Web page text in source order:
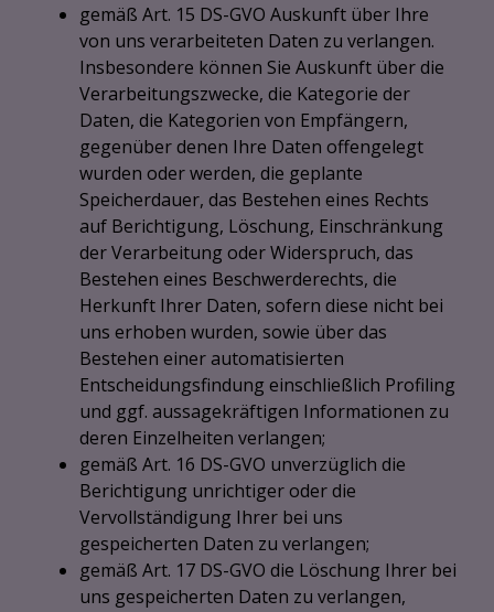
gemäß Art. 15 DS-GVO Auskunft über Ihre
von uns verarbeiteten Daten zu verlangen.
Insbesondere können Sie Auskunft über die
Verarbeitungszwecke, die Kategorie der
Daten, die Kategorien von Empfängern,
gegenüber denen Ihre Daten offengelegt
wurden oder werden, die geplante
Speicherdauer, das Bestehen eines Rechts
auf Berichtigung, Löschung, Einschränkung
der Verarbeitung oder Widerspruch, das
Bestehen eines Beschwerderechts, die
Herkunft Ihrer Daten, sofern diese nicht bei
uns erhoben wurden, sowie über das
Bestehen einer automatisierten
Entscheidungsfindung einschließlich Profiling
und ggf. aussagekräftigen Informationen zu
deren Einzelheiten verlangen;
gemäß Art. 16 DS-GVO unverzüglich die
Berichtigung unrichtiger oder die
Vervollständigung Ihrer bei uns
gespeicherten Daten zu verlangen;
gemäß Art. 17 DS-GVO die Löschung Ihrer bei
uns gespeicherten Daten zu verlangen,